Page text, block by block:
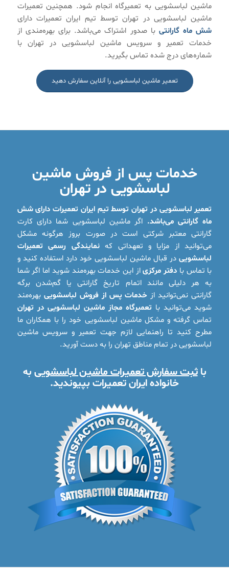
ماشین لباسشویی به تعمیرگاه انجام شود. همچنین تعمیرات
ماشین لباسشویی در تهران توسط تیم ایران تعمیرات دارای
شش ماه گارانتیبا صدور اشتراک می‌باشد. برای بهره‌مندی از
خدمات تعمیر و سرویس ماشین لباسشویی در تهران با
شماره‌های درج شده تماس بگیرید.
تعمیر ماشین لباسشویی را آنلاین سفارش دهید
خدمات پس از فروش ماشین
لباسشویی در تهران
تعمیر لباسشویی در تهران توسط تیم ایران تعمیرات دارای شش
ماه گارانتی می‌باشد. اگر ماشین لباسشویی شما دارای کارت
گارانتی معتبر شرکتی است در صورت بروز هرگونه مشکل
می‌توانید از مزایا و تعهداتی کهنمایندگی رسمی تعمیرات
لباسشویی در قبال ماشین لباسشویی خود دارد استفاده کنید و
با تماس با دفتر مرکزیاز این خدمات بهره‌مند شوید اما اگر شما
به هر دلیلی مانند اتمام تاریخ گارانتی یا گم‌شدن برگه
گارانتی نمی‌توانید از خدمات پس از فروش لباسشوییبهره‌مند
شوید می‌توانید با تعمیرگاه مجاز ماشین لباسشویی در تهران
تماس گرفته و مشکل ماشین لباسشویی خود را با همکاران ما
مطرح کنید تا راهنمایی لازم جهت تعمیر و سرویس ماشین
لباسشویی در تمام مناطق تهران را به دست آورید.
باثبت سفارش تعمیرات ماشین لباسشویی به
خانواده ایران تعمیرات بپیوندید.